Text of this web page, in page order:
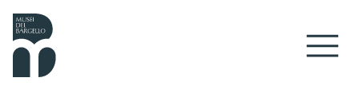
Vai al contenuto